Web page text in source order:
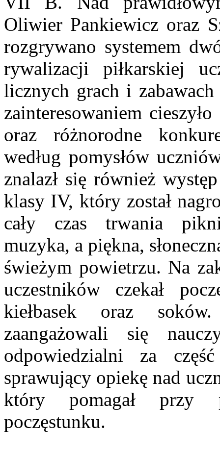
Oliwier Pankiewicz oraz
rozgrywano systemem
rywalizacji piłkarskiej
licznych grach i
zainteresowaniem
oraz różnorodne
według pomysłów
znalazł się również
klasy IV, który został
cały czas trwania
muzyka, a piękna,
świeżym powietrzu. Na
uczestników czekał
kiełbasek oraz
zaangażowali się
odpowiedzialni za
sprawujący opiekę nad
który pomagał przy
poczęstunku.